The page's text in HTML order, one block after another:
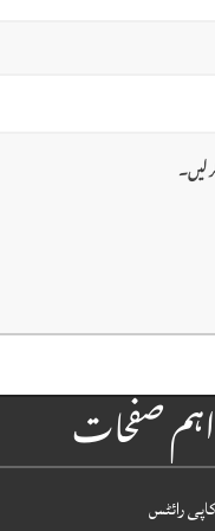
لیں۔
اہم صفحات
کاپی رائٹس